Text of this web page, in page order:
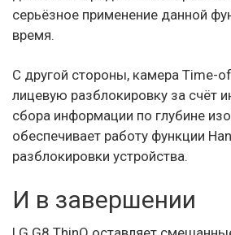
серьёзное применение данной
время.
С другой стороны, камера Time-
лицевую разблокировку за счёт
сбора информации по глубине
обеспечивает работу функции
разблокировки устройства.
И в завершении